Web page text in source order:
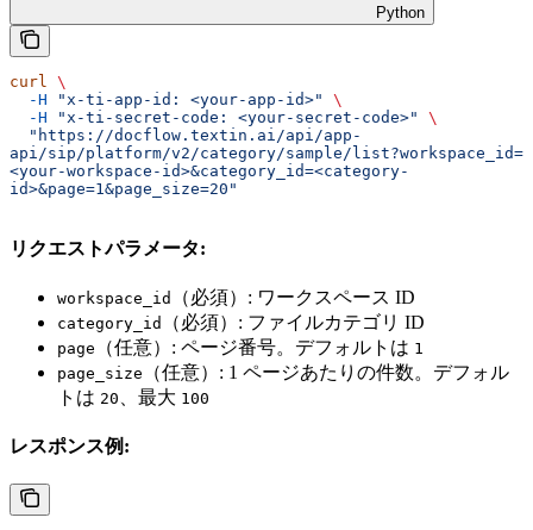
Python
curl \
  -H
"x-ti-app-id: <your-app-id>"
\
  -H
"x-ti-secret-code: <your-secret-code>"
\
api/sip/platform/v2/category/sample/list?workspace_id=
<your-workspace-id>&category_id=<category-
id>&page=1&page_size=20"
リクエストパラメータ:
workspace_id （必須）: ワークスペース ID
category_id （必須）: ファイルカテゴリ ID
page （任意）: ページ番号。デフォルトは 1
page_size
（任意）: 1 ページあたりの件数。デフォル
トは 20 、最大 100
レスポンス例: